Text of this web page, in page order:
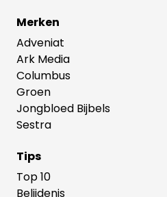
Merken
Adveniat
Ark Media
Columbus
Groen
Jongbloed Bijbels
Sestra
Tips
Top 10
Belijdenis